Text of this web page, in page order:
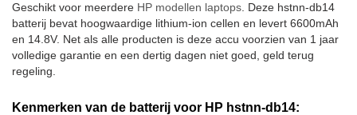
Geschikt voor meerdere HP modellen laptops . Deze hstnn-db14
batterij bevat hoogwaardige lithium-ion cellen en levert 6600mAh
en 14.8V. Net als alle producten is deze accu voorzien van 1 jaar
volledige garantie en een dertig dagen niet goed, geld terug
regeling.
Kenmerken van de batterij voor HP hstnn-db14: